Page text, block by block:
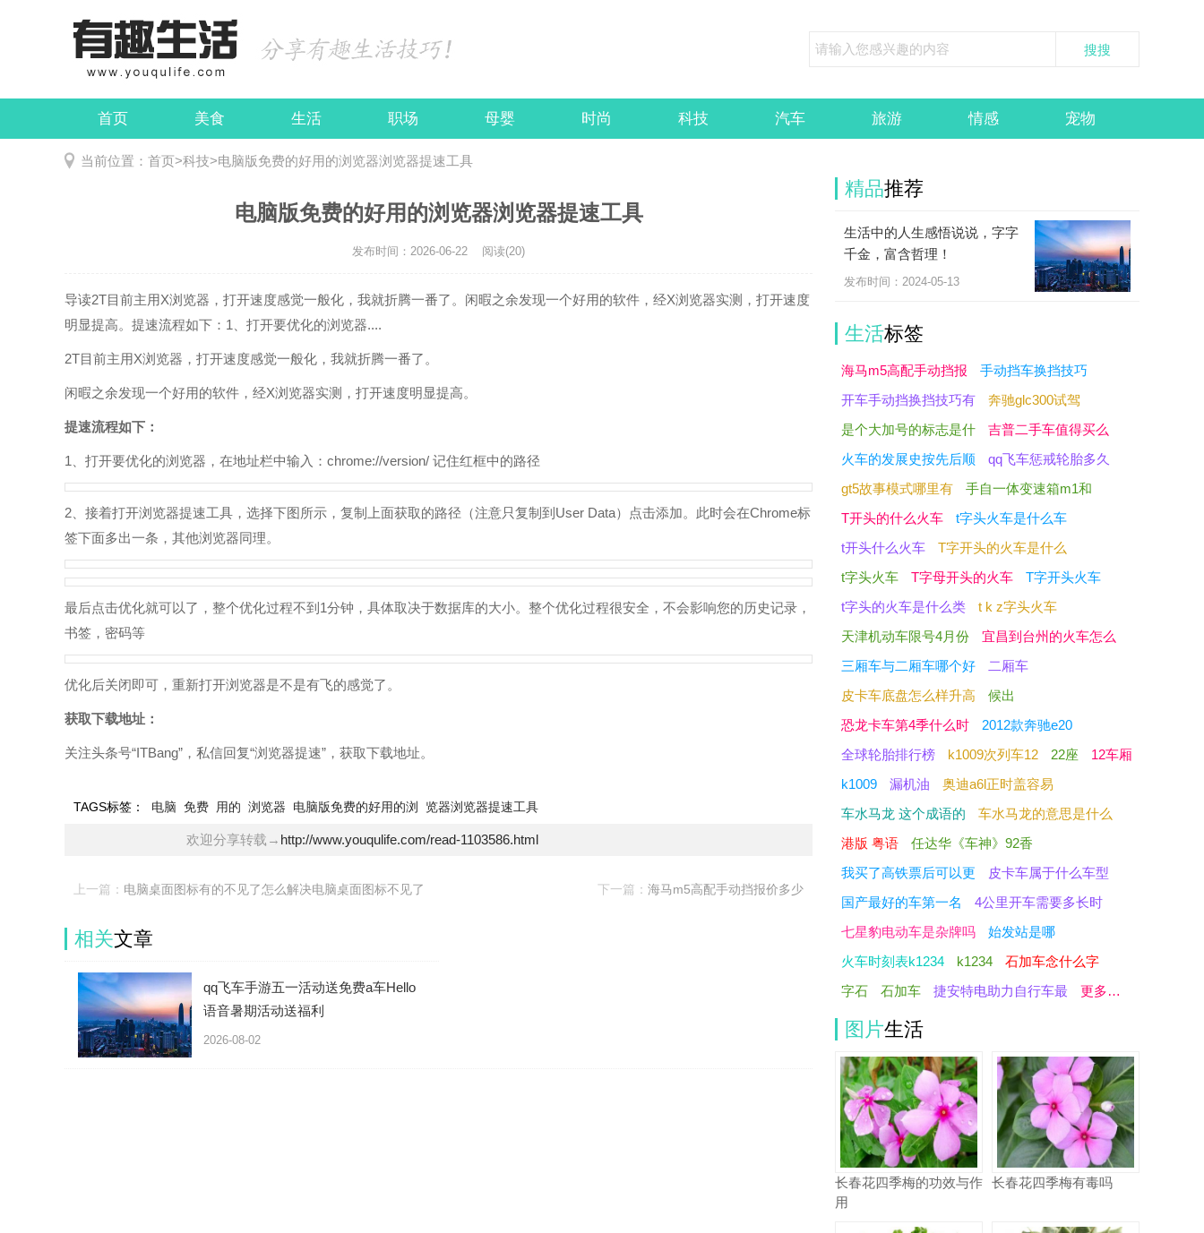
首页 美食 生活 职场 母婴 时尚 科技 汽车 旅游 情感 宠物
娱乐 民俗
当前位置： 首页>科技>电脑版免费的好用的浏览器浏览器提速工具
电脑版免费的好用的浏览器浏览器提速工具
发布时间：2026-06-22 阅读(20)
导读2T目前主用X浏览器，打开速度感觉一般化，我就折腾一番了。闲暇之余发现一个好用的软件，经X浏览器实测，打开速度
明显提高。提速流程如下：1、打开要优化的浏览器....
2T目前主用X浏览器，打开速度感觉一般化，我就折腾一番了。
闲暇之余发现一个好用的软件，经X浏览器实测，打开速度明显提高。
提速流程如下：
1、打开要优化的浏览器，在地址栏中输入：chrome://version/ 记住红框中的路径
2、接着打开浏览器提速工具，选择下图所示，复制上面获取的路径（注意只复制到User Data）点击添加。此时会在Chrome标
签下面多出一条，其他浏览器同理。
最后点击优化就可以了，整个优化过程不到1分钟，具体取决于数据库的大小。整个优化过程很安全，不会影响您的历史记录，
书签，密码等
优化后关闭即可，重新打开浏览器是不是有飞的感觉了。
获取下载地址：
关注头条号“ITBang”，私信回复“浏览器提速”，获取下载地址。
TAGS标签： 电脑 免费 用的 浏览器 电脑版免费的好用的浏 览器浏览器提速工具
欢迎分享转载→ http://www.youqulife.com/read-1103586.html
上一篇： 电脑桌面图标有的不见了怎么解决电脑桌面图标不见了 下一篇： 海马m5高配手动挡报价多少
相关文章
qq飞车手游五一活动送免费a车Hello
语音暑期活动送福利
2026-08-02
精品推荐
生活中的人生感悟说说，字字
千金，富含哲理！
发布时间：2024-05-13
生活标签
海马m5高配手动挡报
手动挡车换挡技巧
开车手动挡换挡技巧有
奔驰glc300试驾
是个大加号的标志是什
吉普二手车值得买么
火车的发展史按先后顺
qq飞车惩戒轮胎多久
gt5故事模式哪里有
手自一体变速箱m1和
T开头的什么火车
t字头火车是什么车
t开头什么火车
T字开头的火车是什么
t字头火车
T字母开头的火车
T字开头火车
t字头的火车是什么类
t k z字头火车
天津机动车限号4月份
宜昌到台州的火车怎么
三厢车与二厢车哪个好
二厢车
皮卡车底盘怎么样升高
候出
恐龙卡车第4季什么时
2012款奔驰e20
全球轮胎排行榜
k1009次列车12 22座
12车厢
k1009
漏机油
奥迪a6l正时盖容易
车水马龙 这个成语的
车水马龙的意思是什么
港版 粤语
任达华《车神》92香
我买了高铁票后可以更
皮卡车属于什么车型
国产最好的车第一名
4公里开车需要多长时
七星豹电动车是杂牌吗
始发站是哪
火车时刻表k1234
k1234
石加车念什么字
字石
石加车 捷安特电助力自行车最 更多…
图片生活
长春花四季梅的功效与作
用
长春花四季梅有毒吗